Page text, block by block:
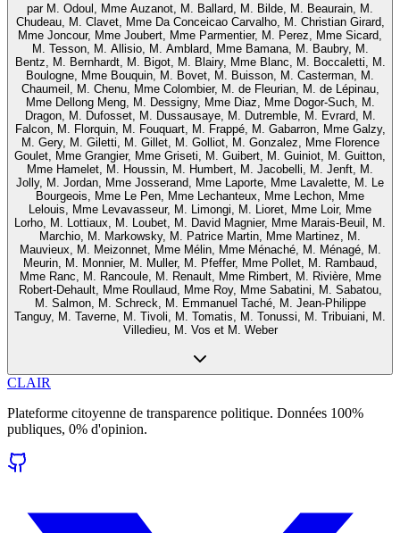
par M. Odoul, Mme Auzanot, M. Ballard, M. Bilde, M. Beaurain, M.
Chudeau, M. Clavet, Mme Da Conceicao Carvalho, M. Christian Girard,
Mme Joncour, Mme Joubert, Mme Parmentier, M. Perez, Mme Sicard,
M. Tesson, M. Allisio, M. Amblard, Mme Bamana, M. Baubry, M.
Bentz, M. Bernhardt, M. Bigot, M. Blairy, Mme Blanc, M. Boccaletti, M.
Boulogne, Mme Bouquin, M. Bovet, M. Buisson, M. Casterman, M.
Chaumeil, M. Chenu, Mme Colombier, M. de Fleurian, M. de Lépinau,
Mme Dellong Meng, M. Dessigny, Mme Diaz, Mme Dogor-Such, M.
Dragon, M. Dufosset, M. Dussausaye, M. Dutremble, M. Evrard, M.
Falcon, M. Florquin, M. Fouquart, M. Frappé, M. Gabarron, Mme Galzy,
M. Gery, M. Giletti, M. Gillet, M. Golliot, M. Gonzalez, Mme Florence
Goulet, Mme Grangier, Mme Griseti, M. Guibert, M. Guiniot, M. Guitton,
Mme Hamelet, M. Houssin, M. Humbert, M. Jacobelli, M. Jenft, M.
Jolly, M. Jordan, Mme Josserand, Mme Laporte, Mme Lavalette, M. Le
Bourgeois, Mme Le Pen, Mme Lechanteux, Mme Lechon, Mme
Lelouis, Mme Levavasseur, M. Limongi, M. Lioret, Mme Loir, Mme
Lorho, M. Lottiaux, M. Loubet, M. David Magnier, Mme Marais-Beuil, M.
Marchio, M. Markowsky, M. Patrice Martin, Mme Martinez, M.
Mauvieux, M. Meizonnet, Mme Mélin, Mme Ménaché, M. Ménagé, M.
Meurin, M. Monnier, M. Muller, M. Pfeffer, Mme Pollet, M. Rambaud,
Mme Ranc, M. Rancoule, M. Renault, Mme Rimbert, M. Rivière, Mme
Robert-Dehault, Mme Roullaud, Mme Roy, Mme Sabatini, M. Sabatou,
M. Salmon, M. Schreck, M. Emmanuel Taché, M. Jean-Philippe
Tanguy, M. Taverne, M. Tivoli, M. Tomatis, M. Tonussi, M. Tribuiani, M.
Villedieu, M. Vos et M. Weber
CLAIR
Plateforme citoyenne de transparence politique. Données 100%
publiques, 0% d'opinion.